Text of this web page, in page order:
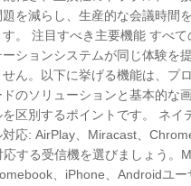
を減らし、生産的な会議時間
。 注目すべき主要機能 すべて
ションシステムが同じ体験を
ん。以下に挙げる機能は、プ
のソリューションと基本的な
区別するポイントです。 ネイ
応: AirPlay、Miracast、
する受信機を選びましょう。
、iPhone、Androidユー